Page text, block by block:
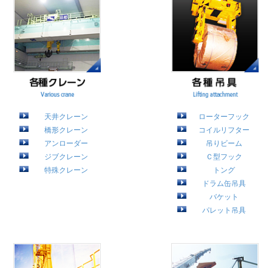
天井クレーン
橋形クレーン
アンローダー
ジブクレーン
特殊クレーン
ローターフック
コイルリフター
吊りビーム
Ｃ型フック
トング
ドラム缶吊具
バケット
パレット吊具